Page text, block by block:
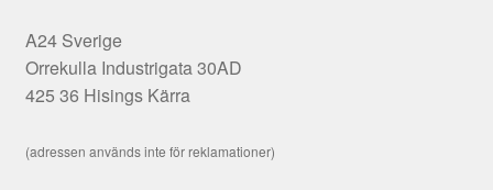
A24 Sverige
Orrekulla Industrigata 30AD
425 36 Hisings Kärra
(adressen används inte för reklamationer)